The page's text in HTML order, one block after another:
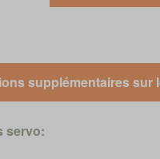
supplémentaires sur
servo: